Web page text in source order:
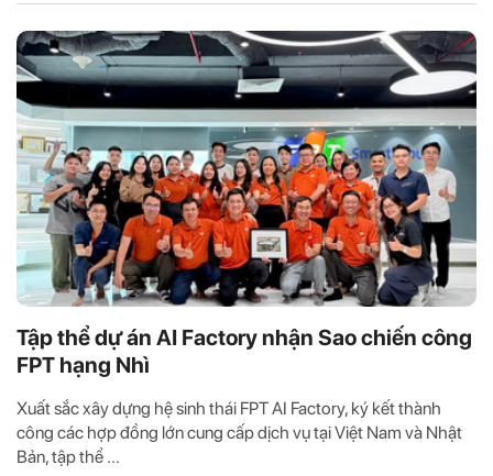
Tập thể dự án AI Factory nhận Sao chiến công
FPT hạng Nhì
Xuất sắc xây dựng hệ sinh thái FPT AI Factory, ký kết thành
công các hợp đồng lớn cung cấp dịch vụ tại Việt Nam và Nhật
Bản, tập thể ...